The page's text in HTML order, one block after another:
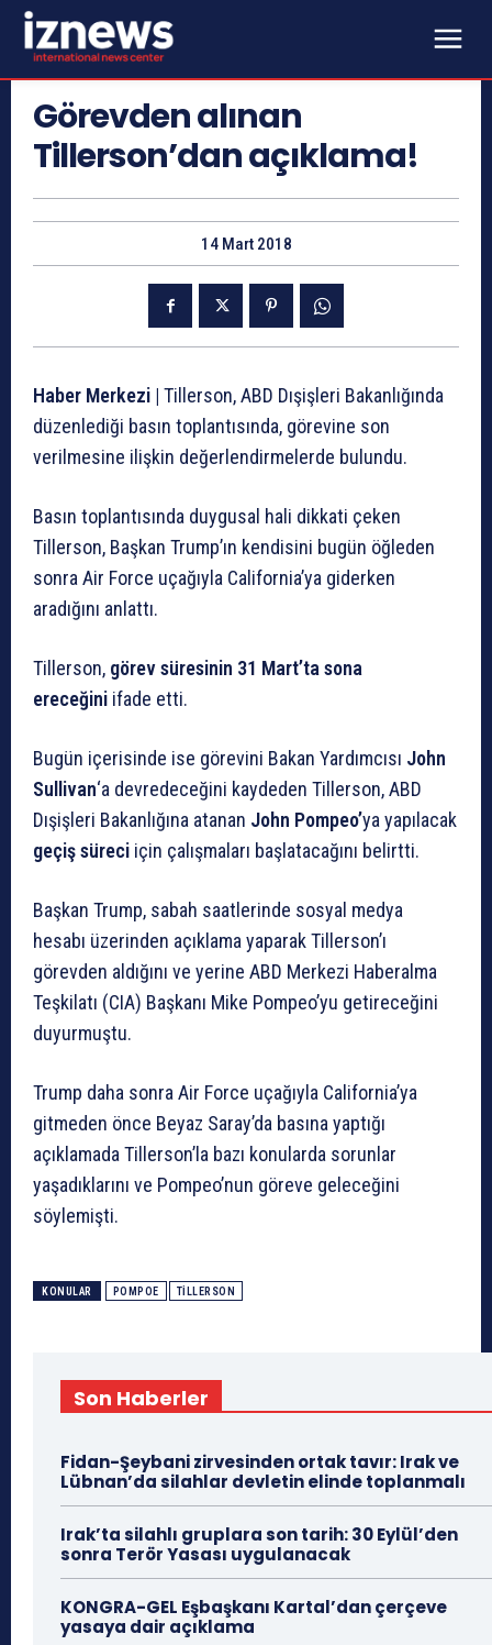
Görevden alınan
Tillerson’dan açıklama!
14 Mart 2018
Haber Merkezi | Tillerson, ABD Dışişleri Bakanlığında
düzenlediği basın toplantısında, görevine son
verilmesine ilişkin değerlendirmelerde bulundu.
Basın toplantısında duygusal hali dikkati çeken
Tillerson, Başkan Trump’ın kendisini bugün öğleden
sonra Air Force uçağıyla California’ya giderken
aradığını anlattı.
Tillerson, görev süresinin 31 Mart’ta sona
ereceğini ifade etti.
Bugün içerisinde ise görevini Bakan Yardımcısı John
Sullivan‘a devredeceğini kaydeden Tillerson, ABD
Dışişleri Bakanlığına atanan John Pompeo’ya yapılacak
geçiş süreci için çalışmaları başlatacağını belirtti.
Başkan Trump, sabah saatlerinde sosyal medya
hesabı üzerinden açıklama yaparak Tillerson’ı
görevden aldığını ve yerine ABD Merkezi Haberalma
Teşkilatı (CIA) Başkanı Mike Pompeo’yu getireceğini
duyurmuştu.
Trump daha sonra Air Force uçağıyla California’ya
gitmeden önce Beyaz Saray’da basına yaptığı
açıklamada Tillerson’la bazı konularda sorunlar
yaşadıklarını ve Pompeo’nun göreve geleceğini
söylemişti.
KONULAR POMPOE TILLERSON
Son Haberler
Fidan-Şeybani zirvesinden ortak tavır: Irak ve
Lübnan’da silahlar devletin elinde toplanmalı
Irak’ta silahlı gruplara son tarih: 30 Eylül’den
sonra Terör Yasası uygulanacak
KONGRA-GEL Eşbaşkanı Kartal’dan çerçeve
yasaya dair açıklama